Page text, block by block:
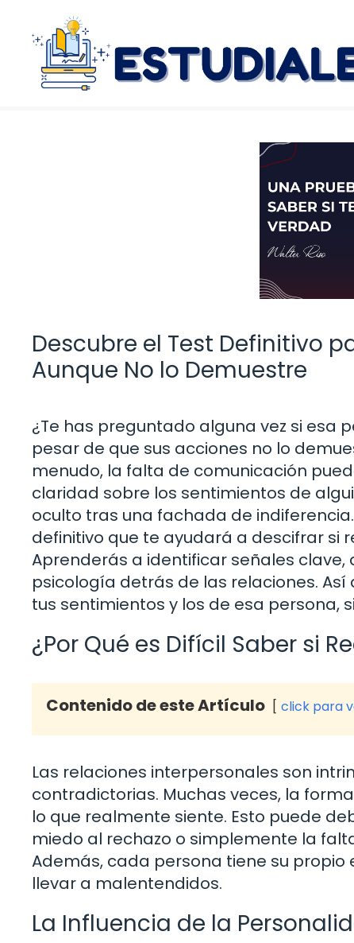
contenido
Descubre el Test Definitivo
Aunque No lo Demuestre
¿Te has preguntado alguna vez si esa
pesar de que sus acciones no lo
menudo, la falta de comunicación
claridad sobre los sentimientos de
oculto tras una fachada de
definitivo que te ayudará a descifrar si
Aprenderás a identificar señales
psicología detrás de las relaciones.
tus sentimientos y los de esa persona,
¿Por Qué es Difícil Saber si
Contenido de este Artículo click para
Las relaciones interpersonales son
contradictorias. Muchas veces, la
lo que realmente siente. Esto puede
miedo al rechazo o simplemente la
Además, cada persona tiene su
llevar a malentendidos.
La Influencia de la